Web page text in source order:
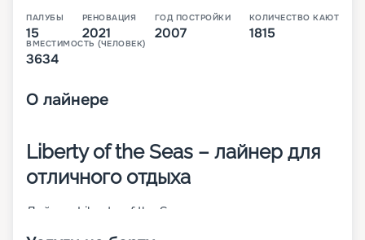
ПАЛУБЫ
15
РЕНОВАЦИЯ
2021
ГОД ПОСТРОЙКИ
2007
КОЛИЧЕСТВО КАЮТ
1815
ВМЕСТИМОСТЬ (ЧЕЛОВЕК)
3634
О лайнере
Liberty of the Seas – лайнер для
отличного отдыха
Лайнер Liberty of the Seas – круизное 15-